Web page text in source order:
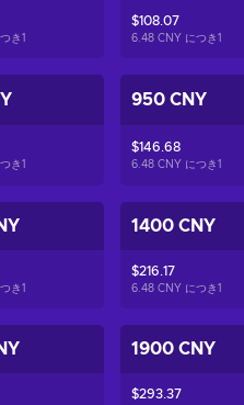
き1
$108.07
6.48 CNY につき1
き1
950 CNY
$146.68
6.48 CNY につき1
き1
1400 CNY
$216.17
6.48 CNY につき1
1900 CNY
$293.37